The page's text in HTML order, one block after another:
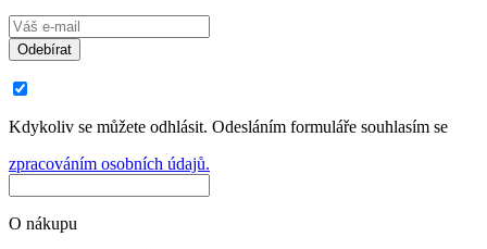
Odebírat
Kdykoliv se můžete odhlásit. Odesláním formuláře souhlasím se
zpracováním osobních údajů.
O nákupu